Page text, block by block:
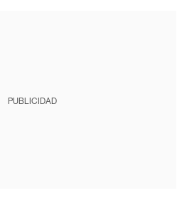
PUBLICIDAD